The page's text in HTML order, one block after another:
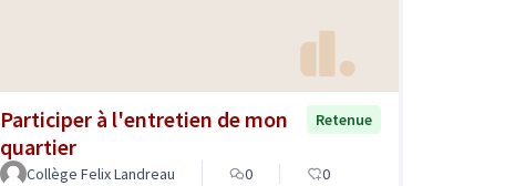
Participer à l'entretien de mon
quartier
Retenue
Collège Felix Landreau 0 0